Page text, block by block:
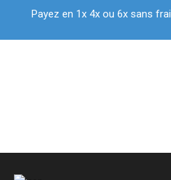
Payez en 1x 4x ou 6x sans